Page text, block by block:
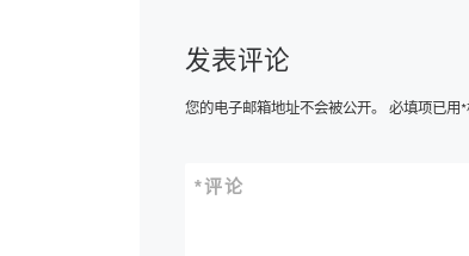
发表评论
您的电子邮箱地址不会被公开。 必填项已用*
评论
*